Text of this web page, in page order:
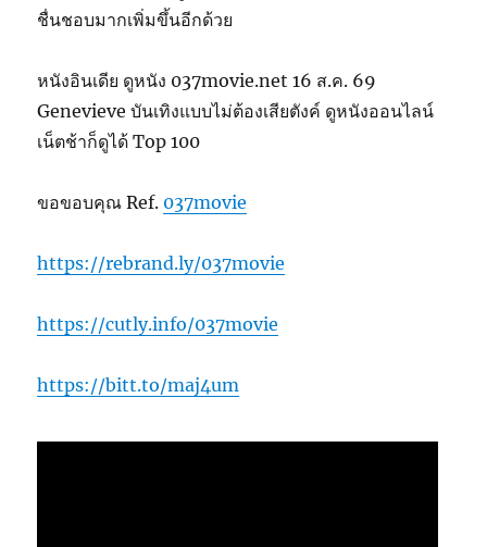
ชื่นชอบมากเพิ่มขึ้นอีกด้วย
หนังอินเดีย ดูหนัง 037movie.net 16 ส.ค. 69
Genevieve บันเทิงแบบไม่ต้องเสียตังค์ ดูหนังออนไลน์
เน็ตช้าก็ดูได้ Top 100
ขอขอบคุณ Ref. 037movie
https://rebrand.ly/037movie
https://cutly.info/037movie
https://bitt.to/maj4um